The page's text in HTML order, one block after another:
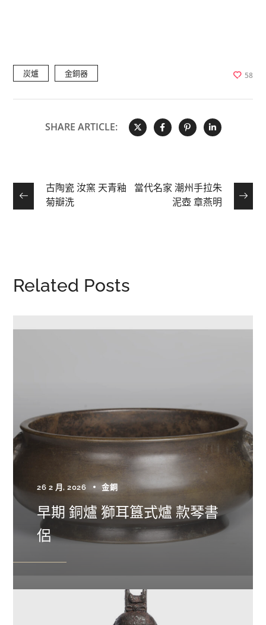
炭爐 金銅器 58
SHARE ARTICLE:
古陶瓷 汝窯 天青釉
菊瓣洗
當代名家 潮州手拉朱
泥壺 章燕明
Related Posts
26 2 月, 2026 金銅
早期 銅爐 獅耳簋式爐 款琴書
侶